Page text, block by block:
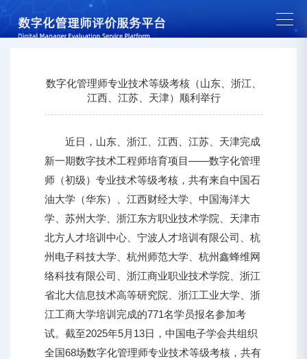
数字化管理师专业技术等级考核（山东、浙江、
江西、江苏、天津）顺利举行
近日，山东、浙江、江西、江苏、天津完成
新一期数字技术工程师培育项目——数字化管理
师（初级）专业技术等级考核，共有来自中国石
油大学（华东）、江西财经大学、中国海洋大
学、苏州大学、浙江东方职业技术学院、天津市
北方人才培训中心、宁波人才培训有限公司、杭
州电子科技大学、杭州师范大学、杭州鑫蜂维网
络科技有限公司、浙江商业职业技术学院、浙江
省北大信息技术高等研究院、浙江工业大学、浙
江工商大学培训完成的771名学员报名参加考
试。截至2025年5月13日，中国电子学会共组织
全国68场数字化管理师专业技术等级考核，共有